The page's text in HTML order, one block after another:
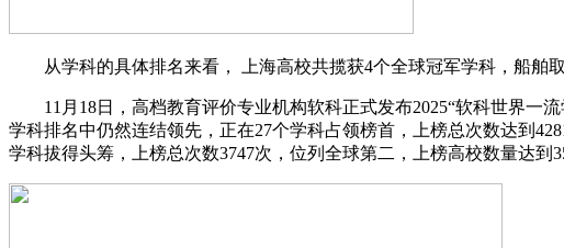
从学科的具体排名来看， 上海高校共揽获4个全球冠军学科，船舶
11月18日，高档教育评价专业机构软科正式发布2025“软科世界一流
学科排名中仍然连结领先，正在27个学科占领榜首，上榜总次数达到
学科拔得头筹，上榜总次数3747次，位列全球第二，上榜高校数量达到